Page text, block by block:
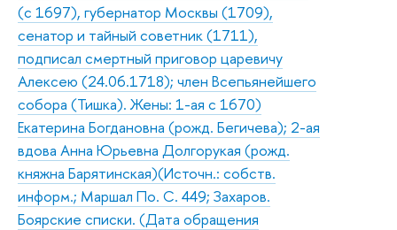
(с 1697), губернатор Москвы (1709),
сенатор и тайный советник (1711),
подписал смертный приговор царевичу
Алексею (24.06.1718); член Всепьянейшего
собора (Тишка). Жены: 1-ая с 1670)
Екатерина Богдановна (рожд. Бегичева); 2-ая
вдова Анна Юрьевна Долгорукая (рожд.
княжна Барятинская)(Источн.: собств.
информ.; Маршал По. С. 449; Захаров.
Боярские списки. (Дата обращения